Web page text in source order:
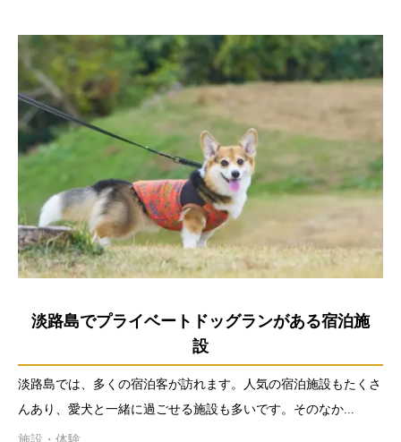
淡路島でプライベートドッグランがある宿泊施
設
淡路島では、多くの宿泊客が訪れます。人気の宿泊施設もたくさ
んあり、愛犬と一緒に過ごせる施設も多いです。そのなか...